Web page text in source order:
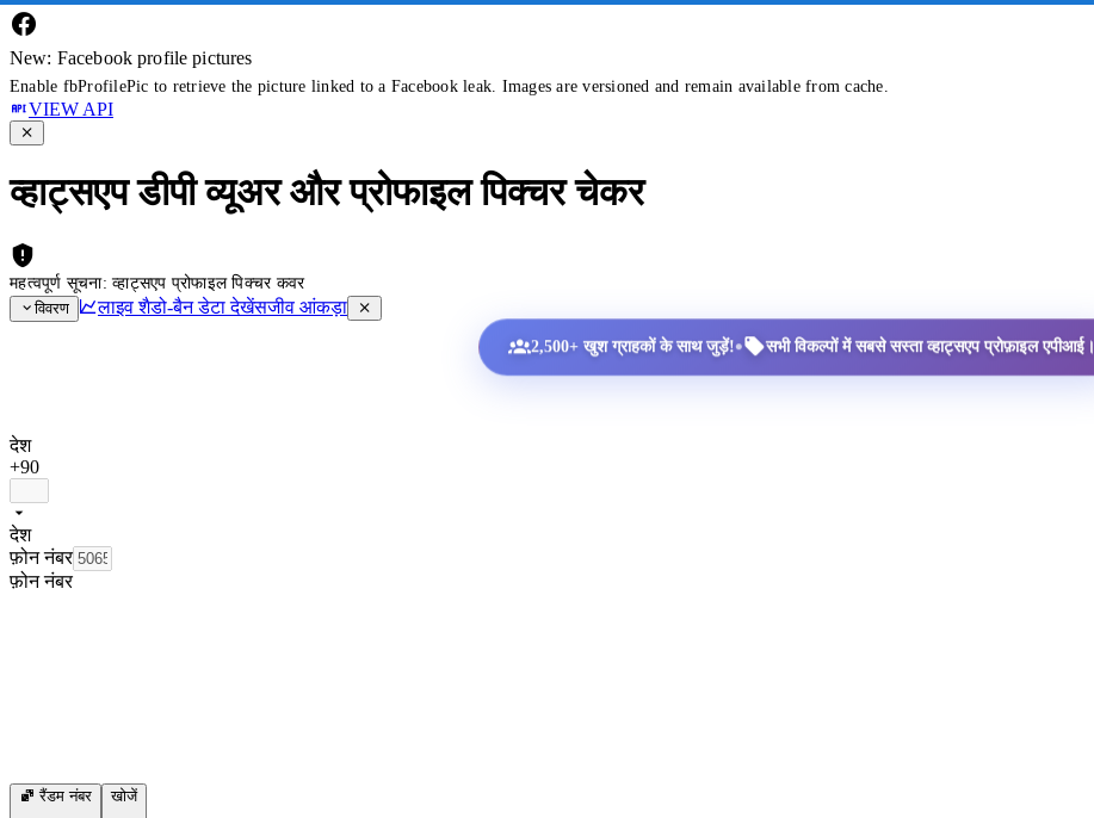
New: Facebook profile pictures
Enable fbProfilePic to retrieve the picture linked to a Facebook leak. Images are versioned and remain available from cache.
VIEW API
व्हाट्सएप डीपी व्यूअर और प्रोफाइल पिक्चर चेकर
महत्वपूर्ण सूचना: व्हाट्सएप प्रोफाइल पिक्चर कवर
विवरण
लाइव शैडो-बैन डेटा देखेंसजीव आंकड़ा
2,500+ खुश ग्राहकों के साथ जुड़ें!• सभी विकल्पों में सबसे सस्ता व्हाट्सएप प्रोफ़ाइल एपीआई।
देश
+90
देश
फ़ोन नंबर
फ़ोन नंबर
रैंडम नंबर खोजें